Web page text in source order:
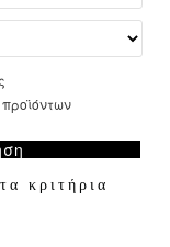
κριτήρια